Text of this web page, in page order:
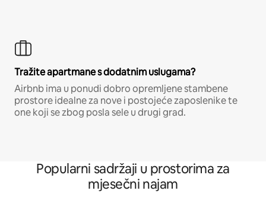
Tražite apartmane s dodatnim uslugama?
Airbnb ima u ponudi dobro opremljene stambene
prostore idealne za nove i postojeće zaposlenike te
one koji se zbog posla sele u drugi grad.
Popularni sadržaji u prostorima za
mjesečni najam